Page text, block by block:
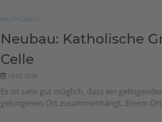
BAUPROJEKTE
Neubau: Katholische
Celle
19.02.2026
Es ist sehr gut möglich, dass ein
gelungenen Ort zusammenhängt. Einem